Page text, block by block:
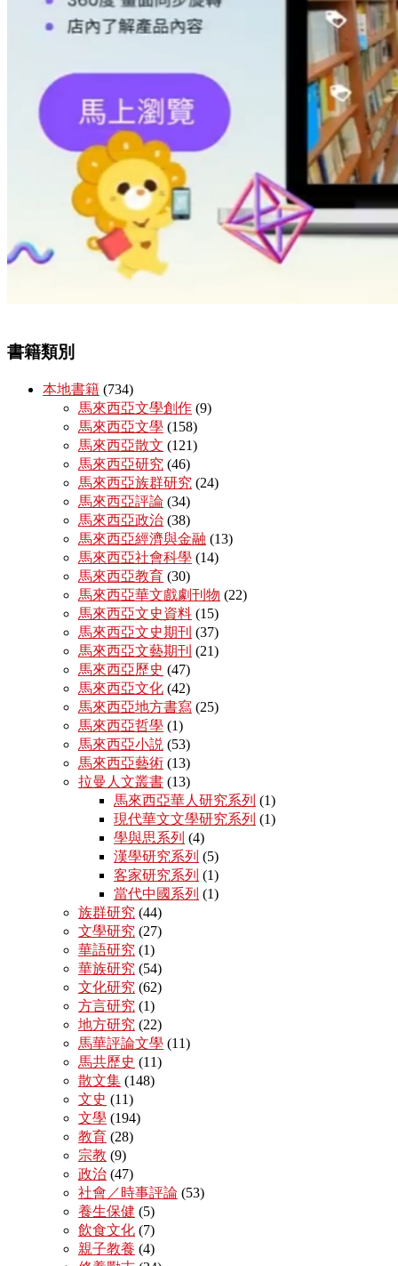
書籍類別
本地書籍 (734)
馬來西亞文學創作 (9)
馬來西亞文學 (158)
馬來西亞散文 (121)
馬來西亞研究 (46)
馬來西亞族群研究 (24)
馬來西亞評論 (34)
馬來西亞政治 (38)
馬來西亞經濟與金融 (13)
馬來西亞社會科學 (14)
馬來西亞教育 (30)
馬來西亞華文戲劇刊物 (22)
馬來西亞文史資料 (15)
馬來西亞文史期刊 (37)
馬來西亞文藝期刊 (21)
馬來西亞歷史 (47)
馬來西亞文化 (42)
馬來西亞地方書寫 (25)
馬來西亞哲學 (1)
馬來西亞小説 (53)
馬來西亞藝術 (13)
拉曼人文叢書 (13)
馬來西亞華人研究系列 (1)
現代華文文學研究系列 (1)
學與思系列 (4)
漢學研究系列 (5)
客家研究系列 (1)
當代中國系列 (1)
族群研究 (44)
文學研究 (27)
華語研究 (1)
華族研究 (54)
文化研究 (62)
方言研究 (1)
地方研究 (22)
馬華評論文學 (11)
馬共歷史 (11)
散文集 (148)
文史 (11)
文學 (194)
教育 (28)
宗教 (9)
政治 (47)
社會／時事評論 (53)
養生保健 (5)
飲食文化 (7)
親子教養 (4)